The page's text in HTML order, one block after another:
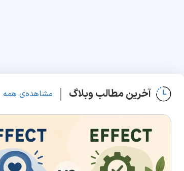
آخرین مطالب وبلاگ مشاهده‌ی همه